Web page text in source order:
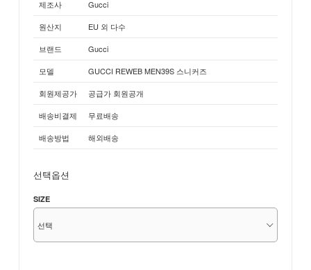
제조사
Gucci
원산지
EU 외 다수
브랜드
Gucci
모델
GUCCI REWEB MEN39S 스니커즈
회원제공가
공급가 회원공개
배송비결제
무료배송
배송방법
해외배송
선택옵션
SIZE